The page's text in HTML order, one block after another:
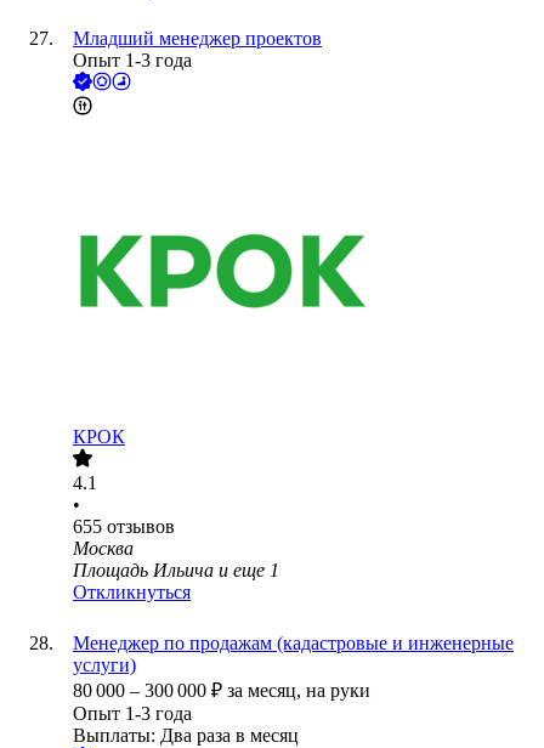
Младший менеджер проектов
Опыт 1-3 года
КРОК
4.1
•
655 отзывов
Москва
Площадь Ильича и еще 1
Откликнуться
Менеджер по продажам (кадастровые и инженерные
услуги)
80 000 – 300 000 ₽ за месяц, на руки
Опыт 1-3 года
Выплаты: Два раза в месяц